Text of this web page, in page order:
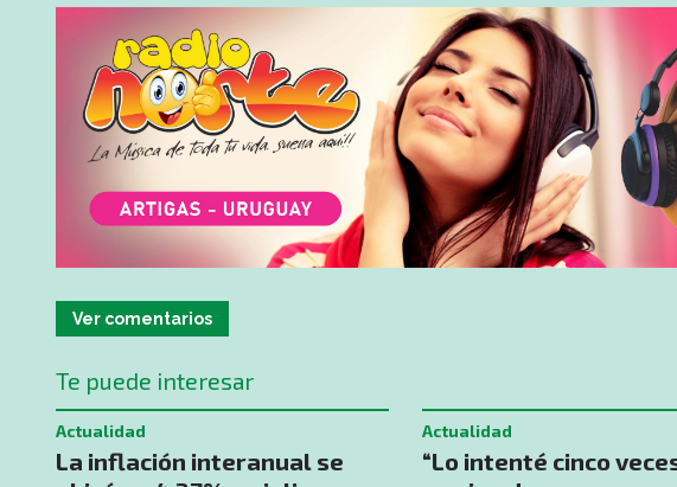
Ver comentarios
Te puede interesar
La inflación interanual se
Actualidad
“Lo intenté cinco
Actualidad